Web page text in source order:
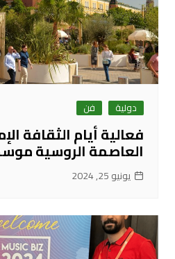
دولية فن
فعالية أيام الثقافة
العاصمة الروسية
يونيو 25, 2024